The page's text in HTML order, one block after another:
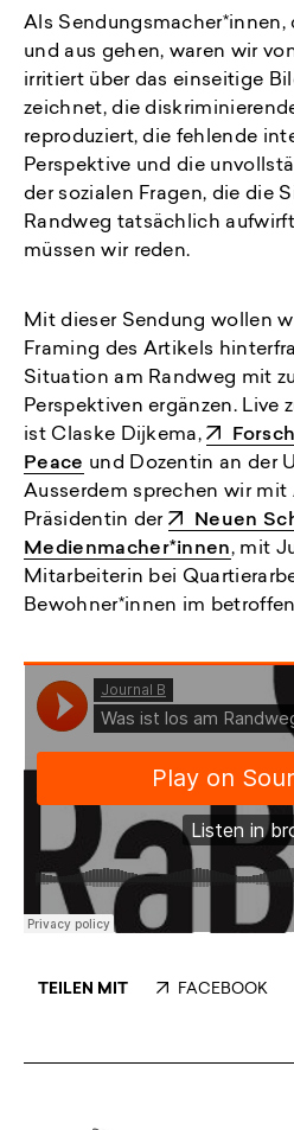
Als Sendungsmacher*innen,
und aus gehen, waren wir
irritiert über das einseitige
zeichnet, die
reproduziert, die fehlende
Perspektive und die
der sozialen Fragen, die die
Randweg tatsächlich
müssen wir reden.
Mit dieser Sendung wollen
Framing des Artikels
Situation am Randweg mit
Perspektiven ergänzen. Live
ist Claske Dijkema,
Peace und Dozentin an der
Ausserdem sprechen wir mit
Präsidentin der
Neuen
Medienmacher*innen, mit
Mitarbeiterin bei
Bewohner*innen im
TEILEN MIT FACEBOOK